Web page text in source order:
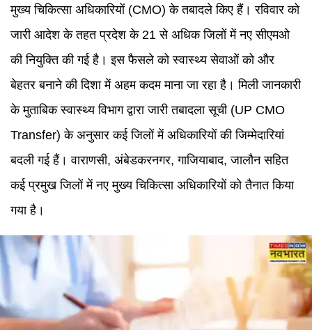
मुख्य चिकित्सा अधिकारियों (CMO) के तबादले किए हैं। रविवार को
जारी आदेश के तहत प्रदेश के 21 से अधिक जिलों में नए सीएमओ
की नियुक्ति की गई है। इस फैसले को स्वास्थ्य सेवाओं को और
बेहतर बनाने की दिशा में अहम कदम माना जा रहा है। मिली जानकारी
के मुताबिक स्वास्थ्य विभाग द्वारा जारी तबादला सूची (UP CMO
Transfer) के अनुसार कई जिलों में अधिकारियों की जिम्मेदारियां
बदली गई हैं। वाराणसी, अंबेडकरनगर, गाजियाबाद, जालौन सहित
कई प्रमुख जिलों में नए मुख्य चिकित्सा अधिकारियों को तैनात किया
गया है।